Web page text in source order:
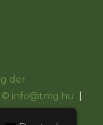
der
info@tmg.hu